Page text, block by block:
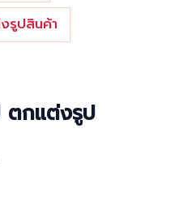
รูปสินค้า
ตกแต่งรูป